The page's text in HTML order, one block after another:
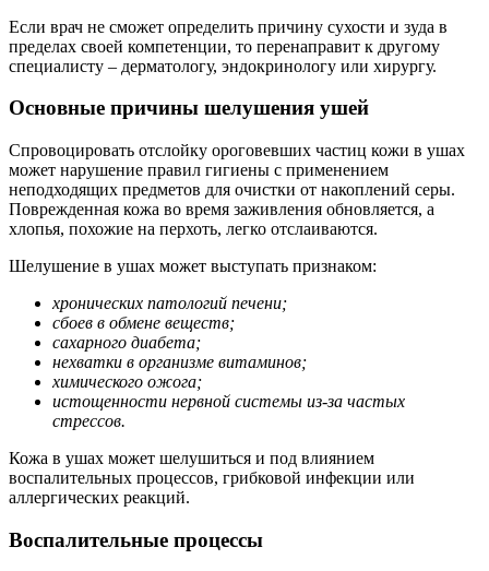
Если врач не сможет определить причину сухости и зуда в
пределах своей компетенции, то перенаправит к другому
специалисту – дерматологу, эндокринологу или хирургу.
Основные причины шелушения ушей
Спровоцировать отслойку ороговевших частиц кожи в ушах
может нарушение правил гигиены с применением
неподходящих предметов для очистки от накоплений серы.
Поврежденная кожа во время заживления обновляется, а
хлопья, похожие на перхоть, легко отслаиваются.
Шелушение в ушах может выступать признаком:
хронических патологий печени;
сбоев в обмене веществ;
сахарного диабета;
нехватки в организме витаминов;
химического ожога;
истощенности нервной системы из-за частых
стрессов.
Кожа в ушах может шелушиться и под влиянием
воспалительных процессов, грибковой инфекции или
аллергических реакций.
Воспалительные процессы